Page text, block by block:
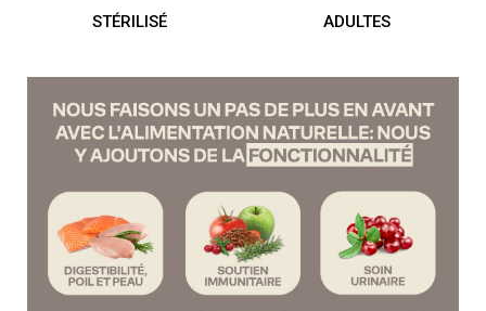
STÉRILISÉ ADULTES